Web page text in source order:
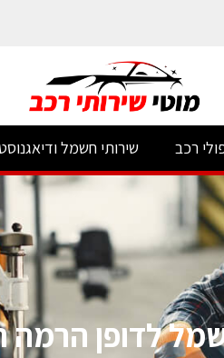
רכב שירותי חשמל
לדופן הרמה